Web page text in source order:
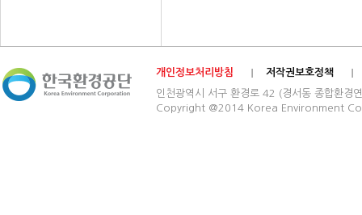
개인정보처리방침
저작권보호정책
인천광역시 서구 환경로 42 (경서동 종합
Copyright @2014 Korea Environment